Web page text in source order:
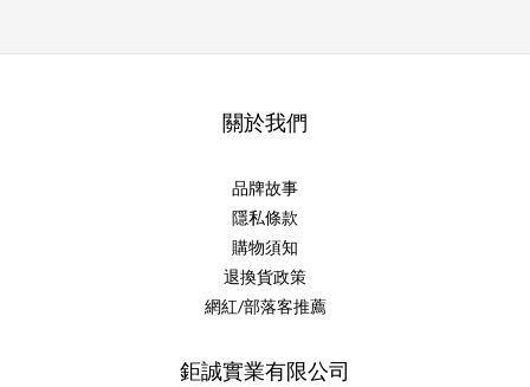
關於我們
品牌故事
隱私條款
購物須知
退換貨政策
網紅/部落客推薦
鉅誠實業有限公司